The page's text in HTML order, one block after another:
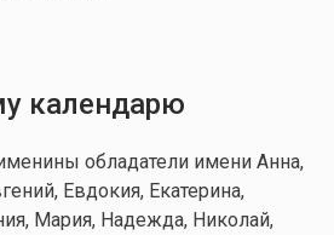
календарю
обладатели имени Анна,
Евдокия, Екатерина,
Мария, Надежда, Николай,